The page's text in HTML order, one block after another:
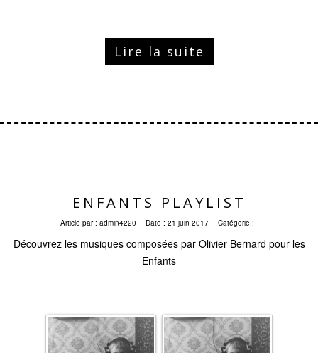
Lire la suite
ENFANTS PLAYLIST
Article par : admin4220 Date : 21 juin 2017 Catégorie :
Découvrez les musiques composées par Olivier Bernard pour les
Enfants